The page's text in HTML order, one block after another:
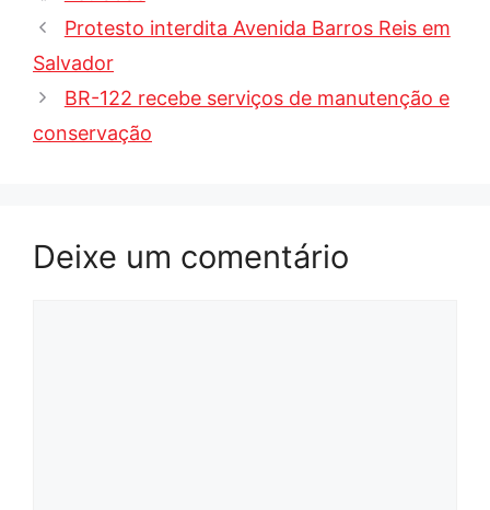
Protesto interdita Avenida Barros Reis em
Salvador
BR-122 recebe serviços de manutenção e
conservação
Deixe um comentário